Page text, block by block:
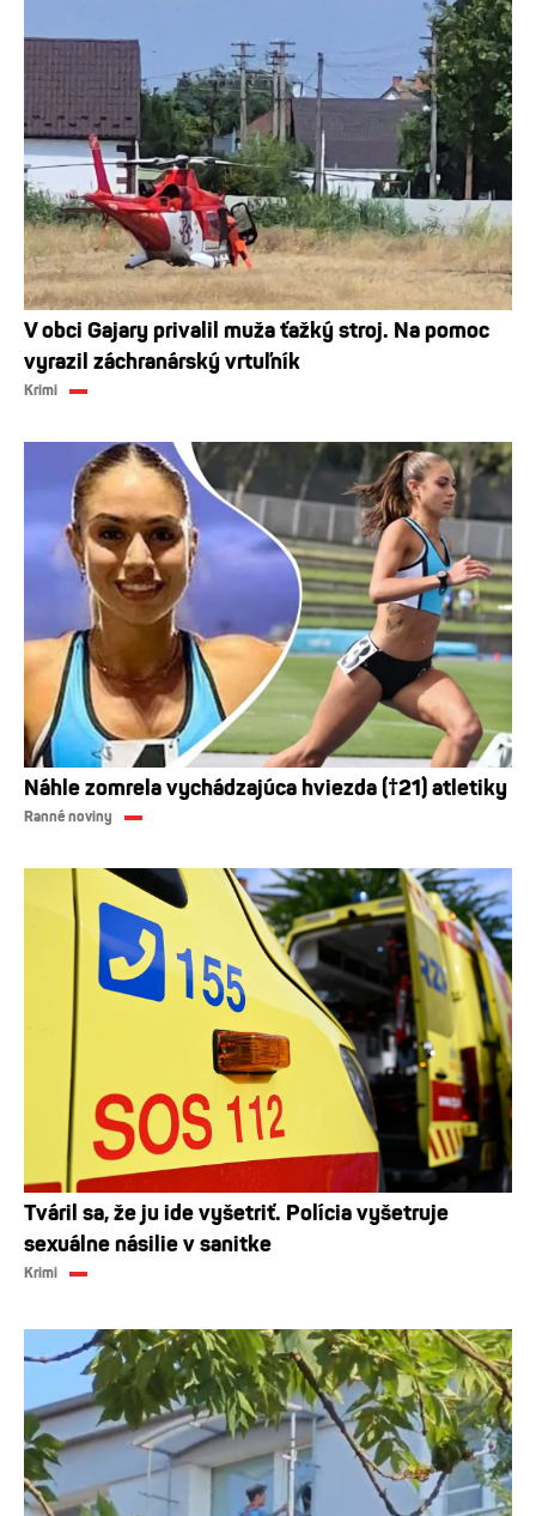
V obci Gajary privalil muža ťažký stroj. Na pomoc
vyrazil záchranárský vrtuľník
Krimi
Náhle zomrela vychádzajúca hviezda (†21) atletiky
Ranné noviny
Tváril sa, že ju ide vyšetriť. Polícia vyšetruje
sexuálne násilie v sanitke
Krimi